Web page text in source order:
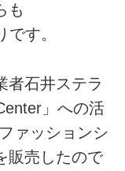
も
です。
者石井ステラ
」への活
ァッションシ
販売したので